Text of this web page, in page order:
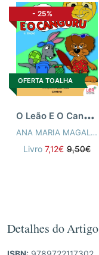
- 25%
OFERTA TOALHA
O
Leão E O Canguru
ANA MARIA MAGALHÃES
Livro 7,12€ 9,50€
Detalhes do Artigo